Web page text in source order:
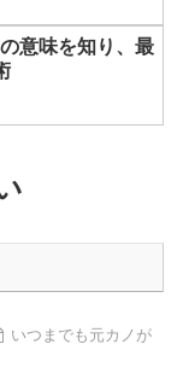
意味を知り、最
いつまでも元カノが